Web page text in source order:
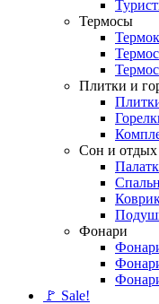
Термосы
Плитки и
Сон и отдых
Фонари
🚩 Sale!